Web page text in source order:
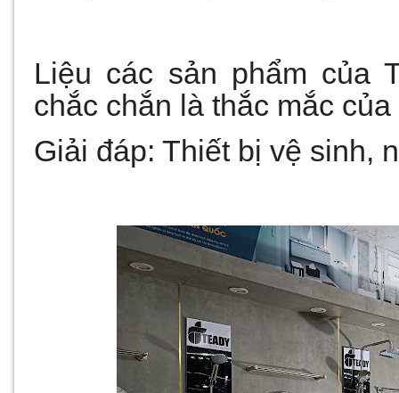
Liệu các sản phẩm của
chắc chắn là thắc mắc
Giải đáp: Thiết bị vệ sinh,